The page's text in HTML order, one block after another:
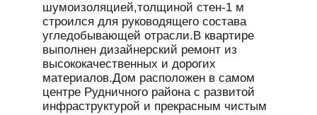
шумоизоляцией,толщиной стен-1 м
строился для руководящего состава
угледобывающей отрасли.В квартире
выполнен дизайнерский ремонт из
высококачественных и дорогих
материалов.Дом расположен в самом
центре Рудничного района с развитой
инфраструктурой и прекрасным чистым